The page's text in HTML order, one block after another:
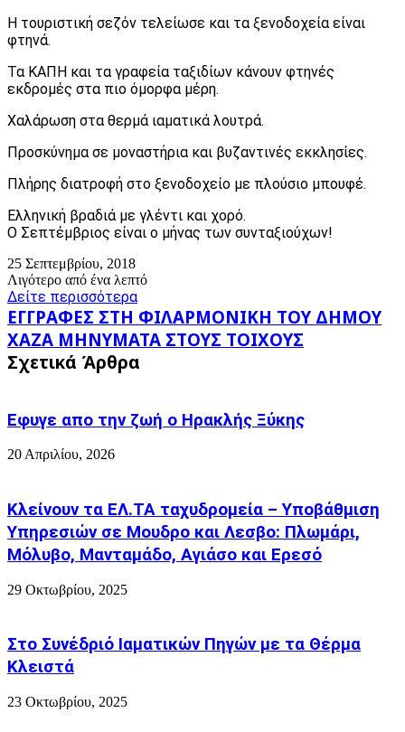
Η τουριστική σεζόν τελείωσε και τα ξενοδοχεία είναι
φτηνά.
Τα ΚΑΠΗ και τα γραφεία ταξιδίων κάνουν φτηνές
εκδρομές στα πιο όμορφα μέρη.
Χαλάρωση στα θερμά ιαματικά λουτρά.
Προσκύνημα σε μοναστήρια και βυζαντινές εκκλησίες.
Πλήρης διατροφή στο ξενοδοχείο με πλούσιο μπουφέ.
Ελληνική βραδιά με γλέντι και χορό.
Ο Σεπτέμβριος είναι ο μήνας των συνταξιούχων!
25 Σεπτεμβρίου, 2018
Λιγότερο από ένα λεπτό
Δείτε περισσότερα
ΕΓΓΡΑΦΕΣ
ΣΤΗ
ΦΙΛΑΡΜΟΝΙΚΗ
ΤΟΥ
ΕΓΓΡΑΦΕΣ ΣΤΗ ΦΙΛΑΡΜΟΝΙΚΗ ΤΟΥ ΔΗΜΟΥ
ΧΑΖΑ
ΜΗΝΥΜΑΤΑ
ΣΤΟΥΣ
ΧΑΖΑ ΜΗΝΥΜΑΤΑ ΣΤΟΥΣ ΤΟΙΧΟΥΣ
Σχετικά Άρθρα
Εφυγε απο την ζωή o Ηρακλής Ξύκης
20 Απριλίου, 2026
Κλείνουν τα ΕΛ.ΤΑ ταχυδρομεία – Υποβάθμιση
Υπηρεσιών σε Μουδρο και Λεσβο: Πλωμάρι,
Μόλυβο, Μανταμάδο, Αγιάσο και Ερεσό
29 Οκτωβρίου, 2025
Στο Συνέδριό Ιαματικών Πηγών με τα Θέρμα
Κλειστά
23 Οκτωβρίου, 2025